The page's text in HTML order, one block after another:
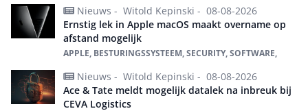
Nieuws - Witold Kepinski - 08-08-2026
Ernstig lek in Apple macOS maakt overname op
afstand mogelijk
APPLE, BESTURINGSSYSTEEM, SECURITY, SOFTWARE,
Nieuws - Witold Kepinski - 08-08-2026
Ace & Tate meldt mogelijk datalek na inbreuk bij
CEVA Logistics